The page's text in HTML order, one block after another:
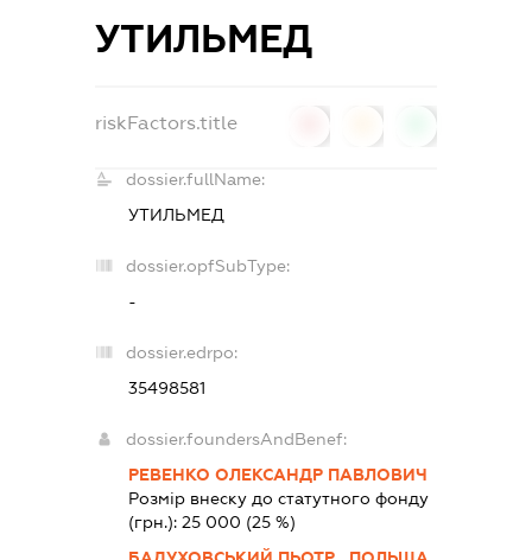
УТИЛЬМЕД
riskFactors.title
dossier.fullName:
УТИЛЬМЕД
dossier.opfSubType:
-
dossier.edrpo:
35498581
dossier.foundersAndBenef:
РЕВЕНКО ОЛЕКСАНДР ПАВЛОВИЧ
Розмір внеску до статутного фонду
(грн.):25 000 (25 %)